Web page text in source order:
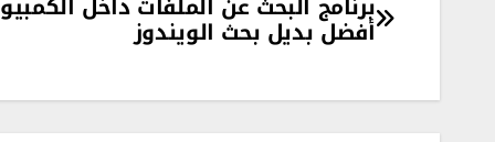
تصفّح
المقالات
أفضل بديل بحث الويندوز